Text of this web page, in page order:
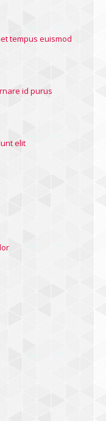
tempus euismod
id purus
elit